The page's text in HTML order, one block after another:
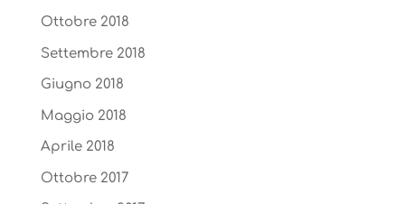
Ottobre 2018
Settembre 2018
Giugno 2018
Maggio 2018
Aprile 2018
Ottobre 2017